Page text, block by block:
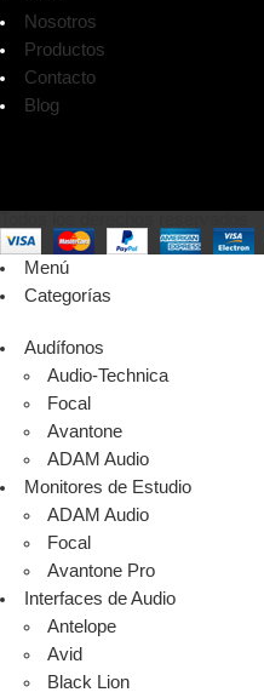
Nosotros
Productos
Contacto
Blog
Menú
Categorías
Audífonos
Audio-Technica
Focal
Avantone
ADAM Audio
Monitores de Estudio
ADAM Audio
Focal
Avantone Pro
Interfaces de Audio
Antelope
Avid
Black Lion